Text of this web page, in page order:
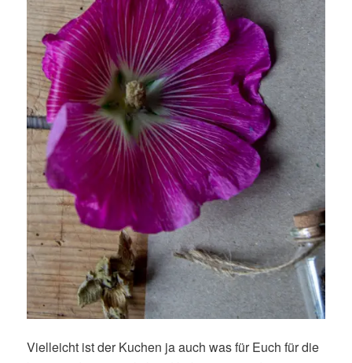
Vielleicht ist der Kuchen ja auch was für Euch für die